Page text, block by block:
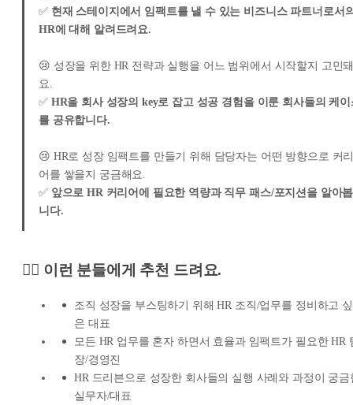
✅ 현재 스테이지에서 임팩트를 낼 수 있는 비즈니스 파트너로서
HR에 대해 알려드려요.
😢 성장을 위한 HR 전략과 실행을 어느 범위에서 시작할지 고민
요.
✅ HR을 회사 성장의 key로 잡고 성공 경험을 이룬 회사들의 케이
를 공유합니다.
😢 HR로 성장 임팩트를 만들기 위해 담당자는 어떤 방향으로 커
어를 쌓을지 궁금해요.
✅ 앞으로 HR 커리어에 필요한 역량과 직무 패스/포지션을 알아봅
니다.
🙋‍♀️ 이런 분들에게 추천 드려요.
조직 성장을 부스팅하기 위해 HR 조직/업무를 정비하고 싶
은 대표
모든 HR 업무를 혼자 하면서 효율과 임팩트가 필요한 HR
장/경영진
HR 드리븐으로 성장한 회사들의 실행 사례와 과정이 궁금
실무자/대표